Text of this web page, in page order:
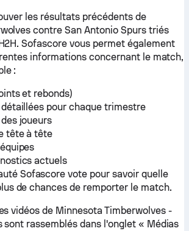
les résultats précédents de
contre San Antonio Spurs triés
Sofascore vous permet également
informations concernant le match,
:
et rebonds)
pour chaque trimestre
joueurs
tête à tête
actuels
Sofascore vote pour savoir quelle
de chances de remporter le match.
vidéos de Minnesota Timberwolves -
sont rassemblés dans l'onglet « Médias